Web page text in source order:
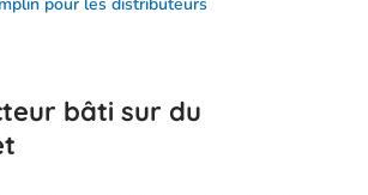
bâti sur du